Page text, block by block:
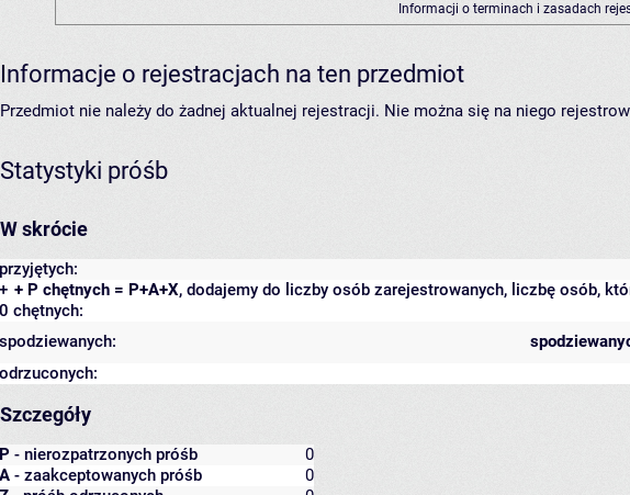
Informacji o terminach i zasadach
Informacje o rejestracjach na ten przedmiot
Przedmiot nie należy do żadnej aktualnej rejestracji. Nie można się na niego
Statystyki próśb
W skrócie
przyjętych:
+ P chętnych = P+A+X, dodajemy do liczby osób zarejestrowanych, liczbę osób,
+
0 chętnych:
spodziewanych:
odrzuconych:
Szczegóły
P - nierozpatrzonych próśb
0
A - zaakceptowanych próśb
0